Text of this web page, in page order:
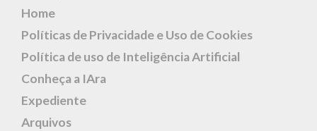
Home
Políticas de Privacidade e Uso de Cookies
Política de uso de Inteligência Artificial
Conheça a IAra
Expediente
Arquivos